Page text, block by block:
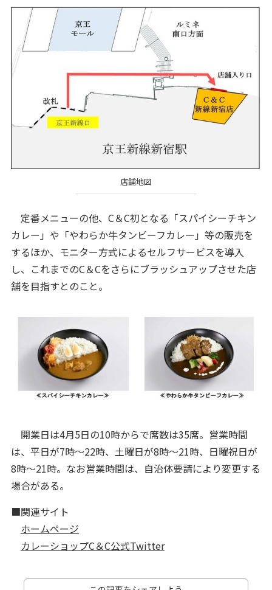
店舗地図
定番メニューの他、C＆C初となる「スパイシーチキン
カレー」や「やわらか牛タンビーフカレー」等の販売を
するほか、モニター方式によるセルフサービスを導入
し、これまでのC＆Cをさらにブラッシュアップさせた店
舗を目指すとのこと。
開業日は4月5日の10時からで席数は35席。営業時間
は、平日が7時～22時、土曜日が8時～21時、日曜祝日が
8時～21時。なお営業時間は、自治体要請により変更する
場合がある。
■関連サイト
ホームページ
カレーショップC＆C公式Twitter